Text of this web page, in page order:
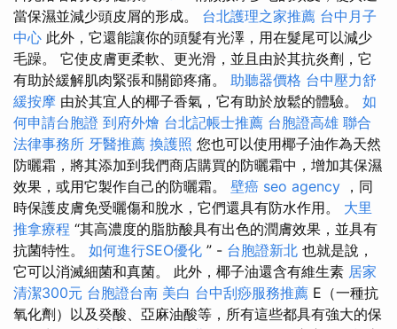
當保濕並減少頭皮屑的形成。 台北護理之家推薦 台中月子
中心 此外，它還能讓你的頭髮有光澤，用在髮尾可以減少
毛躁。 它使皮膚更柔軟、更光滑，並且由於其抗炎劑，它
有助於緩解肌肉緊張和關節疼痛。 助聽器價格 台中壓力舒
緩按摩 由於其宜人的椰子香氣，它有助於放鬆的體驗。 如
何申請台胞證 到府外燴 台北記帳士推薦 台胞證高雄 聯合
法律事務所 牙醫推薦 換護照 您也可以使用椰子油作為天然
防曬霜，將其添加到我們商店購買的防曬霜中，增加其保濕
效果，或用它製作自己的防曬霜。 壁癌 seo agency ，同
時保護皮膚免受曬傷和脫水，它們還具有防水作用。 大里
推拿療程 “其高濃度的脂肪酸具有出色的潤膚效果，並具有
抗菌特性。 如何進行SEO優化 ” - 台胞證新北 也就是說，
它可以消滅細菌和真菌。 此外，椰子油還含有維生素 居家
清潔300元 台胞證台南 美白 台中刮痧服務推薦 E（一種抗
氧化劑）以及癸酸、亞麻油酸等，所有這些都具有強大的保